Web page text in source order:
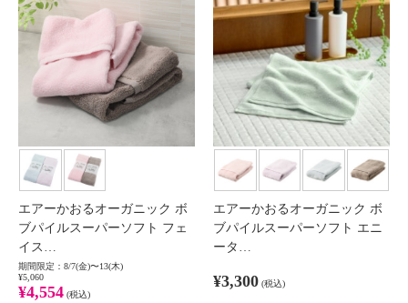
エアーかおるオーガニック ボ
ブパイルスーパーソフト フェ
イス…
期間限定：8/7(金)〜13(木)
¥5,060
¥4,554 (税込)
エアーかおるオーガニック ボ
ブパイルスーパーソフト エニ
ータ…
¥3,300 (税込)